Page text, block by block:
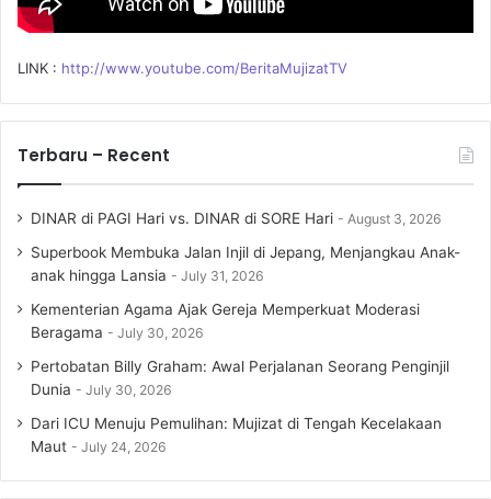
LINK : http://www.youtube.com/BeritaMujizatTV
Terbaru – Recent
DINAR di PAGI Hari vs. DINAR di SORE Hari August 3, 2026
Superbook Membuka Jalan Injil di Jepang, Menjangkau Anak-
anak hingga Lansia
July 31, 2026
Kementerian Agama Ajak Gereja Memperkuat Moderasi
Beragama
July 30, 2026
Pertobatan Billy Graham: Awal Perjalanan Seorang Penginjil
Dunia
July 30, 2026
Dari ICU Menuju Pemulihan: Mujizat di Tengah Kecelakaan
Maut
July 24, 2026